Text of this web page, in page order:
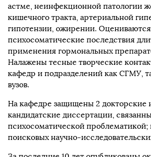
астме, неинфекционной патологии
кишечного тракта, артериальной
гипотензии, ожирении. Оцениваются
психосоматические последствия
применения гормональных
Налажены тесные творческие
кафедр и подразделений как СГМУ,
вузов.
На кафедре защищены 2 докторские
кандидатские диссертации,
психосоматической
поисковых научно-